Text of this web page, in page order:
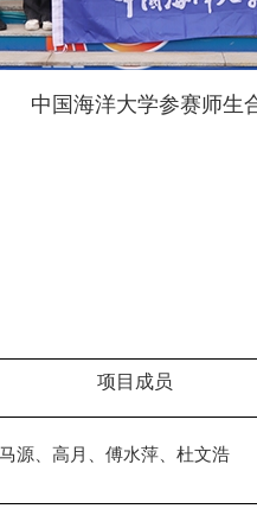
中国海洋大学参赛师生
项目成员
马源、高月、傅水萍、杜文浩